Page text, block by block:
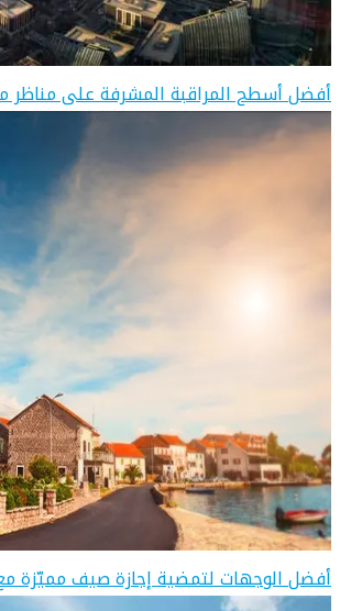
أفضل أسطح المراقبة المشرفة على مناظر
أفضل الوجهات لتمضية إجازة صيف مميّزة